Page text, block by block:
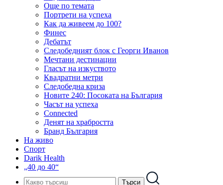
Още по темата
Портрети на успеха
Как да живеем до 100?
Финес
Дебатът
Следобедният блок с Георги Иванов
Мечтани дестинации
Гласът на изкуството
Квадратни метри
Следобедна криза
Новите 240: Посоката на България
Часът на успеха
Connected
Денят на храбростта
Бранд България
На живо
Спорт
Darik Health
„40 до 40“